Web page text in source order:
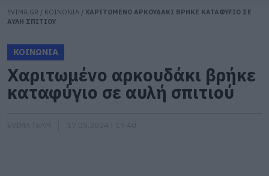
EVIMA.GR / ΚΟΙΝΩΝΙΑ / ΧΑΡΙΤΩΜΕΝΟ ΑΡΚΟΥΔΑΚΙ ΒΡΗΚΕ ΚΑΤΑΦΥΓΙΟ ΣΕ
ΑΥΛΗ ΣΠΙΤΙΟΥ
ΚΟΙΝΩΝΙΑ
Χαριτωμένο αρκουδάκι βρήκε
καταφύγιο σε αυλή σπιτιού